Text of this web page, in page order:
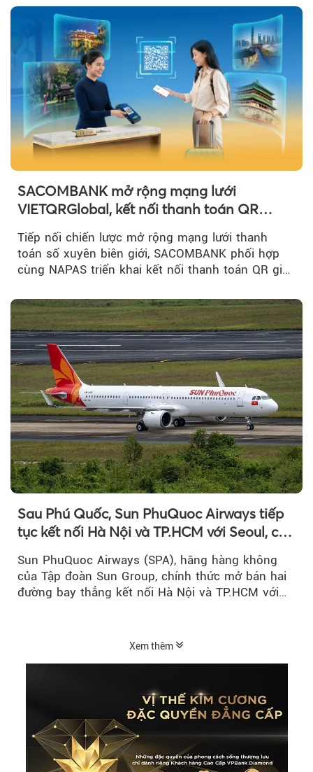
SACOMBANK mở rộng mạng lưới
VIETQRGlobal, kết nối thanh toán QR
Tiếp nối chiến lược mở rộng mạng lưới thanh
toán số xuyên biên giới, SACOMBANK phối hợp
cùng NAPAS triển khai kết nối thanh toán QR giữa
Sau Phú Quốc, Sun PhuQuoc Airways tiếp
tục kết nối Hà Nội và TP.HCM với Seoul, cất
cánh vào tháng 8 năm nay
Sun PhuQuoc Airways (SPA), hãng hàng không
của Tập đoàn Sun Group, chính thức mở bán hai
đường bay thẳng kết nối Hà Nội và TP.HCM với
Xem thêm